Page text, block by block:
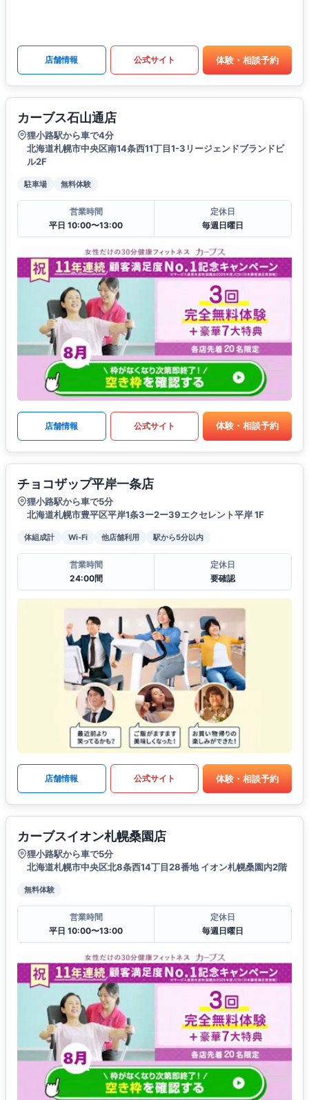
店舗情報 公式サイト 体験・相談予約
カーブス石山通店
狸小路駅から車で4分
北海道札幌市中央区南14条西11丁目1-3リージェンドブランドビ
ル2F
駐車場 無料体験
営業時間
平日 10:00〜13:00
定休日
毎週日曜日
店舗情報 公式サイト 体験・相談予約
チョコザップ平岸一条店
狸小路駅から車で5分
北海道札幌市豊平区平岸1条3ー2ー39エクセレント平岸 1F
体組成計 Wi-Fi 他店舗利用 駅から5分以内
営業時間
24:00間
定休日
要確認
店舗情報 公式サイト 体験・相談予約
カーブスイオン札幌桑園店
狸小路駅から車で5分
北海道札幌市中央区北8条西14丁目28番地 イオン札幌桑園内2階
無料体験
営業時間
平日 10:00〜13:00
定休日
毎週日曜日